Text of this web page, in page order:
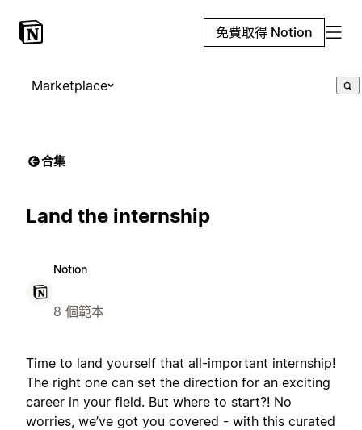
免費取得 Notion
Marketplace
合集
Land the internship
Notion
8 個範本
Time to land yourself that all-important internship!
The right one can set the direction for an exciting
career in your field. But where to start?! No
worries, we’ve got you covered - with this curated